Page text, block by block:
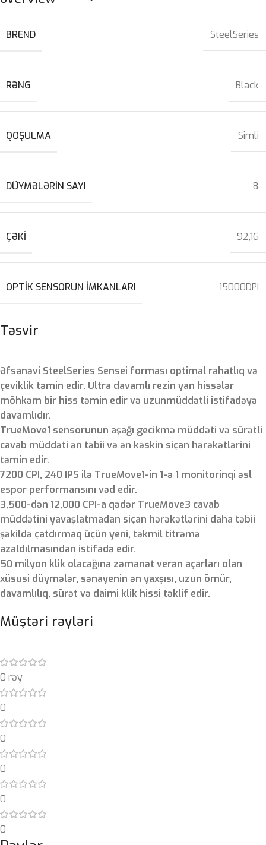
Təsvir
Əfsanəvi SteelSeries Sensei forması optimal rahatlıq və
çeviklik təmin edir. Ultra davamlı rezin yan hissələr
möhkəm bir hiss təmin edir və uzunmüddətli istifadəyə
davamlıdır.
TrueMove1 sensorunun aşağı gecikmə müddəti və sürətli
cavab müddəti ən təbii və ən kəskin siçan hərəkətlərini
təmin edir.
7200 CPI, 240 IPS ilə TrueMove1-in 1-ə 1 monitorinqi əsl
espor performansını vəd edir.
3,500-dən 12,000 CPI-a qədər TrueMove3 cavab
müddətini yavaşlatmadan siçan hərəkətlərini daha təbii
şəkildə çatdırmaq üçün yeni, təkmil titrəmə
azaldılmasından istifadə edir.
50 milyon klik olacağına zəmanət verən açarları olan
xüsusi düymələr, sənayenin ən yaxşısı, uzun ömür,
davamlılıq, sürət və daimi klik hissi təklif edir.
BREND SteelSeries
RƏNG Black
QOŞULMA Simli
DÜYMƏLƏRIN SAYI 8
ÇƏKI 92,1G
OPTIK SENSORUN IMKANLARI 15000DPI
Müştəri rəyləri
0 rəy
0
0
0
0
0